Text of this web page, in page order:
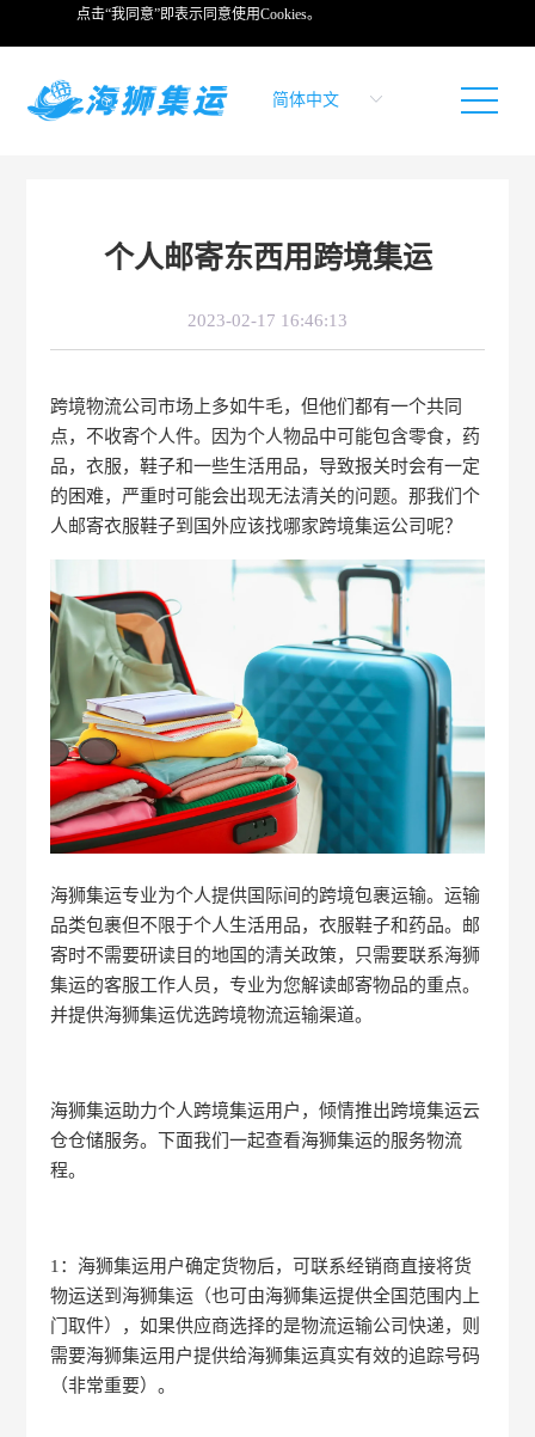
点击“我同意”即表示同意使用Cookies。
个人邮寄东西用跨境集运
2023-02-17 16:46:13
跨境物流公司市场上多如牛毛，但他们都有一个共同
点，不收寄个人件。因为个人物品中可能包含零食，药
品，衣服，鞋子和一些生活用品，导致报关时会有一定
的困难，严重时可能会出现无法清关的问题。那我们个
人邮寄衣服鞋子到国外应该找哪家跨境集运公司呢？
海狮集运专业为个人提供国际间的跨境包裹运输。运输
品类包裹但不限于个人生活用品，衣服鞋子和药品。邮
寄时不需要研读目的地国的清关政策，只需要联系海狮
集运的客服工作人员，专业为您解读邮寄物品的重点。
并提供海狮集运优选跨境物流运输渠道。
海狮集运助力个人跨境集运用户，倾情推出跨境集运云
仓仓储服务。下面我们一起查看海狮集运的服务物流
程。
1：海狮集运用户确定货物后，可联系经销商直接将货
物运送到海狮集运（也可由海狮集运提供全国范围内上
门取件），如果供应商选择的是物流运输公司快递，则
需要海狮集运用户提供给海狮集运真实有效的追踪号码
（非常重要）。